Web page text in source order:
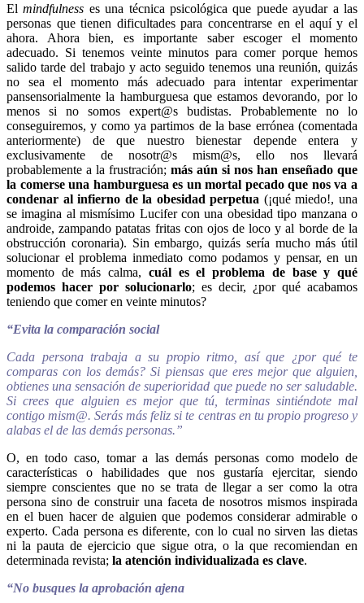
Elmindfulness es una técnica psicológica que puede ayudar a las
personas que tienen dificultades para concentrarse en el aquí y el
ahora. Ahora bien, es importante saber escoger el momento
adecuado. Si tenemos veinte minutos para comer porque hemos
salido tarde del trabajo y acto seguido tenemos una reunión, quizás
no sea el momento más adecuado para intentar experimentar
pansensorialmente la hamburguesa que estamos devorando, por lo
menos si no somos expert@s budistas. Probablemente no lo
conseguiremos, y como ya partimos de la base errónea (comentada
anteriormente) de que nuestro bienestar depende entera y
exclusivamente de nosotr@s mism@s, ello nos llevará
probablemente a la frustración; más aún si nos han enseñado que
la comerse una hamburguesa es un mortal pecado que nos va a
condenar al infierno de la obesidad perpetua (¡qué miedo!, una
se imagina al mismísimo Lucifer con una obesidad tipo manzana o
androide, zampando patatas fritas con ojos de loco y al borde de la
obstrucción coronaria). Sin embargo, quizás sería mucho más útil
solucionar el problema inmediato como podamos y pensar, en un
momento de más calma, cuál es el problema de base y qué
podemos hacer por solucionarlo; es decir, ¿por qué acabamos
teniendo que comer en veinte minutos?
“Evita la comparación social
Cada persona trabaja a su propio ritmo, así que ¿por qué te
comparas con los demás? Si piensas que eres mejor que alguien,
obtienes una sensación de superioridad que puede no ser saludable.
Si crees que alguien es mejor que tú, terminas sintiéndote mal
contigo mism@. Serás más feliz si te centras en tu propio progreso y
alabas el de las demás personas.”
O, en todo caso, tomar a las demás personas como modelo de
características o habilidades que nos gustaría ejercitar, siendo
siempre conscientes que no se trata de llegar a ser como la otra
persona sino de construir una faceta de nosotros mismos inspirada
en el buen hacer de alguien que podemos considerar admirable o
experto. Cada persona es diferente, con lo cual no sirven las dietas
ni la pauta de ejercicio que sigue otra, o la que recomiendan en
determinada revista; la atención individualizada es clave.
“No busques la aprobación ajena